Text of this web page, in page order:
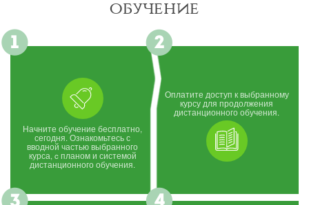
обучение
Начните обучение бесплатно,
сегодня. Ознакомьтесь с
вводной частью выбранного
курса, c планом и системой
дистанционного обучения.
Оплатите доступ к выбранному
курсу для продолжения
дистанционного обучения.